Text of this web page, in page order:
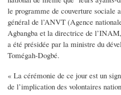
le programme de couverture sociale
général de l’ANVT (Agence
Agbangba et la directrice de
a été présidée par la ministre du
Tomégah-Dogbé.
« La cérémonie de ce jour est un
de l’implication des volontaires